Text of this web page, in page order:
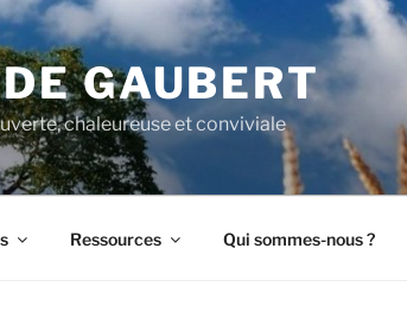
GAUBERT
chaleureuse et conviviale
Ressources Qui sommes-nous ?